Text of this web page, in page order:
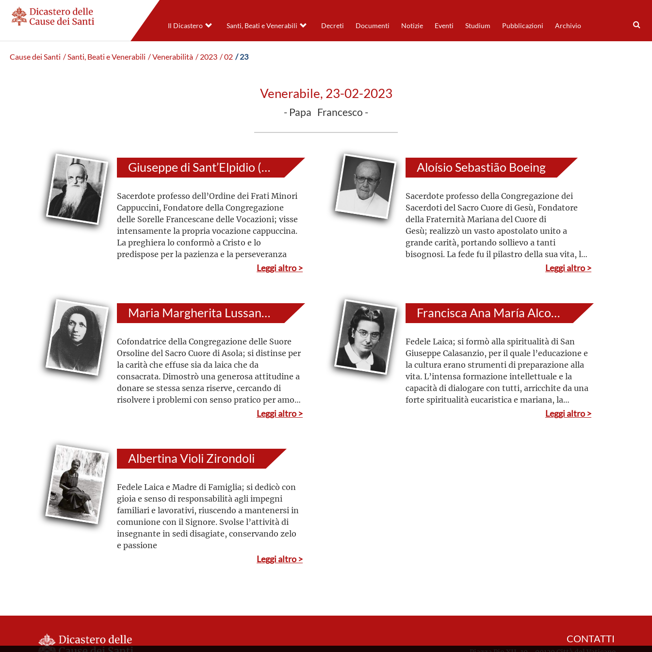
Il Dicastero Santi, Beati e Venerabili Decreti Documenti Notizie Eventi Studium Pubblicazioni Archivio
Cause dei Santi / Santi, Beati e Venerabili / Venerabilità / 2023 / 02 / 23
Venerabile, 23-02-2023
- Papa Francesco -
Giuseppe di Sant’Elpidio (al secolo: Giulio Bocci)
Sacerdote professo dell’Ordine dei Frati Minori
Cappuccini, Fondatore della Congregazione
delle Sorelle Francescane delle Vocazioni; visse
intensamente la propria vocazione cappuccina.
La preghiera lo conformò a Cristo e lo
predispose per la pazienza e la perseveranza
Leggi altro >
Aloísio Sebastião Boeing
Sacerdote professo della Congregazione dei
Sacerdoti del Sacro Cuore di Gesù, Fondatore
della Fraternità Mariana del Cuore di
Gesù; realizzò un vasto apostolato unito a
grande carità, portando sollievo a tanti
bisognosi. La fede fu il pilastro della sua vita, la
Leggi altro >
Maria Margherita Lussana (al secolo: Teresa Caterina)
Cofondatrice della Congregazione delle Suore
Orsoline del Sacro Cuore di Asola; si distinse per
la carità che effuse sia da laica che da
consacrata. Dimostrò una generosa attitudine a
donare se stessa senza riserve, cercando di
risolvere i problemi con senso pratico per amore
Leggi altro >
Francisca Ana María Alcover Morell
Fedele Laica; si formò alla spiritualità di San
Giuseppe Calasanzio, per il quale l’educazione e
la cultura erano strumenti di preparazione alla
vita. L’intensa formazione intellettuale e la
capacità di dialogare con tutti, arricchite da una
forte spiritualità eucaristica e mariana, la
Leggi altro >
Albertina Violi Zirondoli
Fedele Laica e Madre di Famiglia; si dedicò con
gioia e senso di responsabilità agli impegni
familiari e lavorativi, riuscendo a mantenersi in
comunione con il Signore. Svolse l’attività di
insegnante in sedi disagiate, conservando zelo
e passione
Leggi altro >
CONTATTI